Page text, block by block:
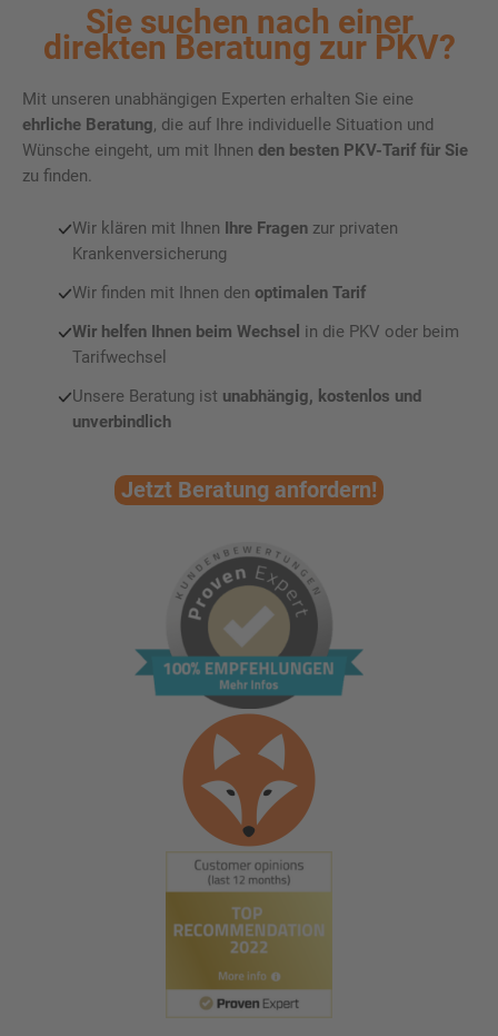
Sie suchen nach einer
direkten Beratung zur PKV?
Mit unseren unabhängigen Experten erhalten Sie eine
ehrliche Beratung, die auf Ihre individuelle Situation und
Wünsche eingeht, um mit Ihnen den besten PKV-Tarif für Sie
zu finden.
Wir klären mit Ihnen Ihre Fragen zur privaten
Krankenversicherung
Wir finden mit Ihnen den optimalen Tarif
Wir helfen Ihnen beim Wechsel in die PKV oder beim
Tarifwechsel
Unsere Beratung ist unabhängig, kostenlos und
unverbindlich
Jetzt Beratung anfordern!